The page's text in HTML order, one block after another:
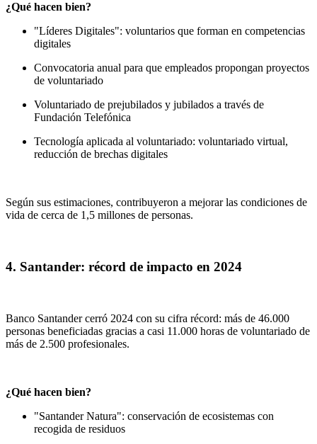
¿Qué hacen bien?
"Líderes Digitales": voluntarios que forman en competencias
digitales
Convocatoria anual para que empleados propongan proyectos
de voluntariado
Voluntariado de prejubilados y jubilados a través de
Fundación Telefónica
Tecnología aplicada al voluntariado: voluntariado virtual,
reducción de brechas digitales
Según sus estimaciones, contribuyeron a mejorar las condiciones de
vida de cerca de 1,5 millones de personas.
4. Santander: récord de impacto en 2024
Banco Santander cerró 2024 con su cifra récord: más de 46.000
personas beneficiadas gracias a casi 11.000 horas de voluntariado de
más de 2.500 profesionales.
¿Qué hacen bien?
"Santander Natura": conservación de ecosistemas con
recogida de residuos